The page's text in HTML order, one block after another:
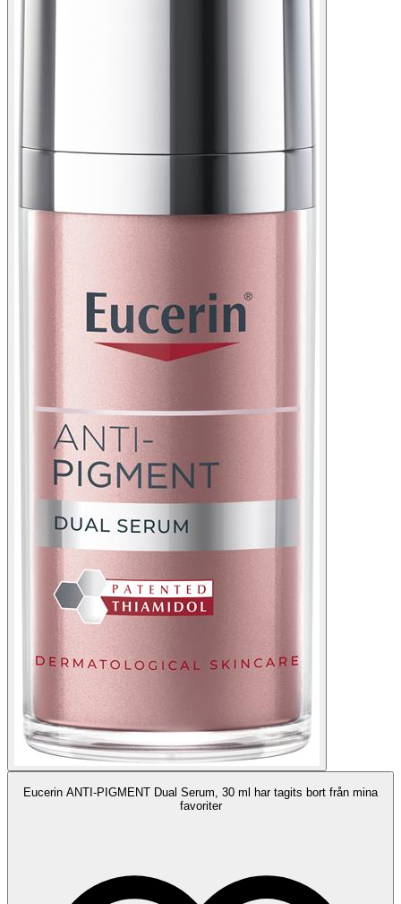
Eucerin ANTI-PIGMENT Dual Serum, 30 ml har tagits bort från mina
favoriter